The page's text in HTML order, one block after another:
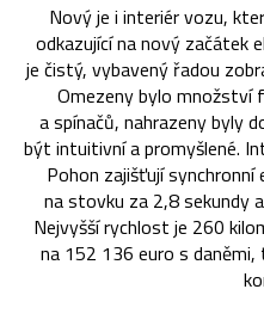
Nový je i interiér vozu,
odkazující na nový začátek
je čistý, vybavený řadou
Omezeny bylo množství
a spínačů, nahrazeny byly
být intuitivní a promyšlené.
Pohon zajišťují
na stovku za 2,8 sekundy
Nejvyšší rychlost je 260
na 152 136 euro s